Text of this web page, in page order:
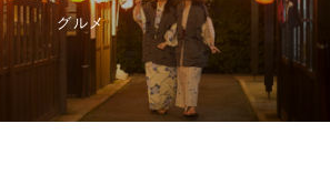
グルメ